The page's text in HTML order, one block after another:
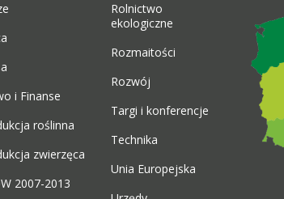
i Finanse
roślinna
zwierzęca
2007-2013
Rolnictwo
ekologiczne
Rozmaitości
Rozwój
Targi i konferencje
Technika
Unia Europejska